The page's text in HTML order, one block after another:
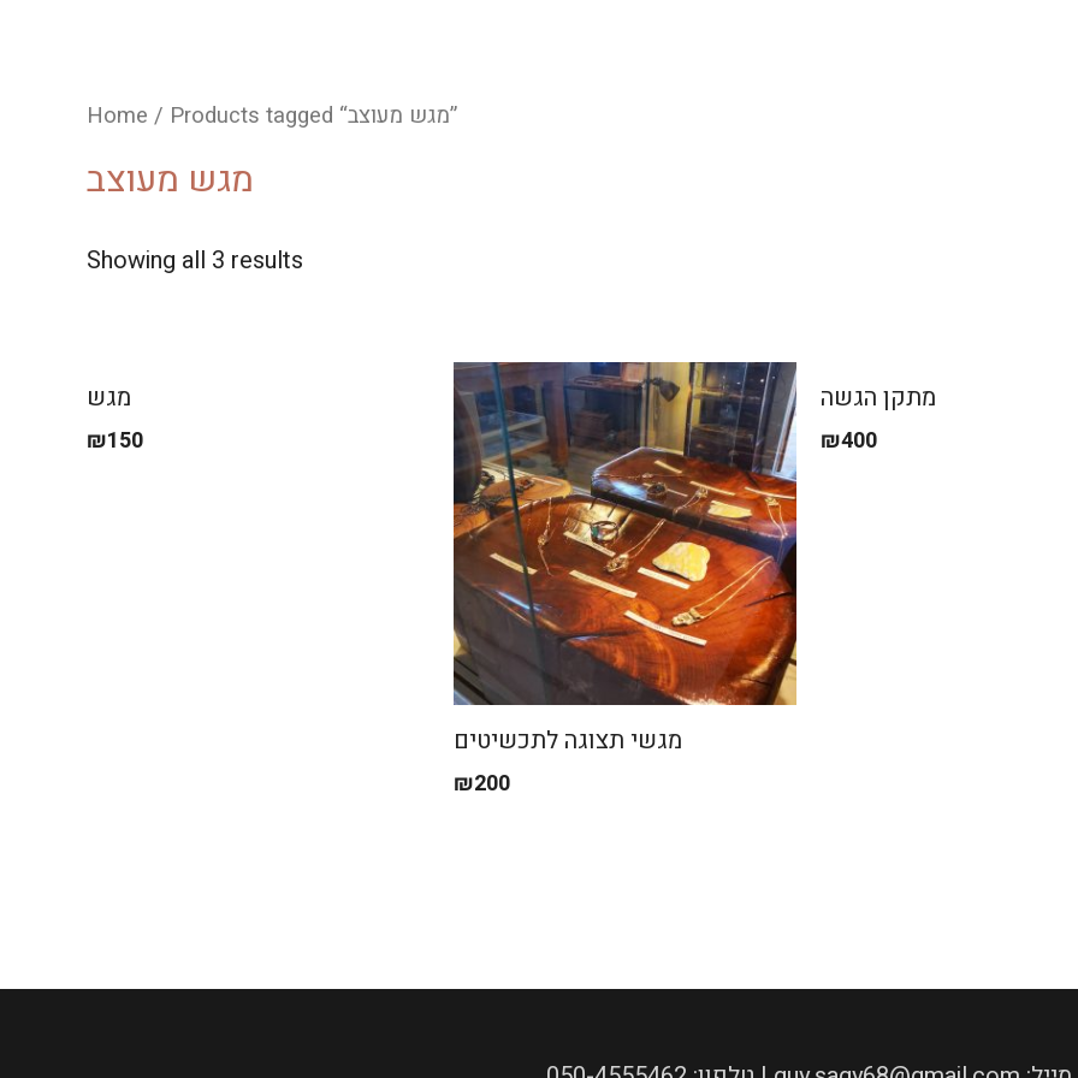
Home / Products tagged “מגש מעוצב”
מגש מעוצב
Showing all 3 results
מגש
₪150
מגשי תצוגה לתכשיטים
₪200
מתקן הגשה
₪400